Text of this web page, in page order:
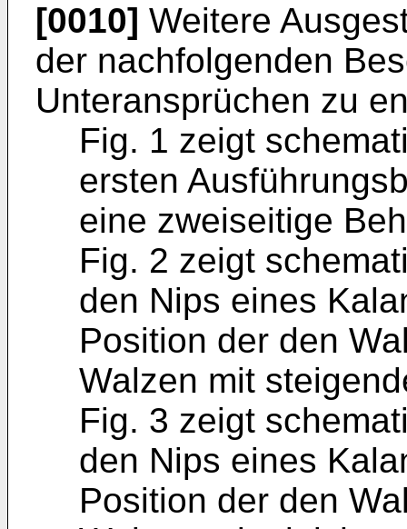
[0010] Weitere
der nachfolgenden
Unteransprüchen zu
Fig. 1 zeigt
ersten
eine zweiseitige
Fig. 2 zeigt
den Nips eines
Position der den
Walzen mit
Fig. 3 zeigt
den Nips eines
Position der den